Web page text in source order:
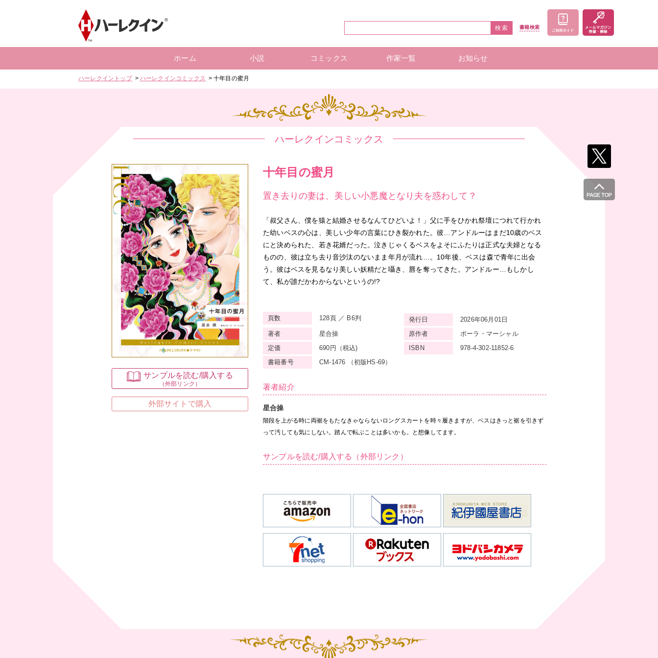
検索 書籍検索
ホーム 小説 コミックス 作家一覧 お知らせ
ハーレクイントップ ハーレクインコミックス 十年目の蜜月
ハーレクインコミックス
サンプルを読む/購入する
（外部リンク）
外部サイトで購入
十年目の蜜月
置き去りの妻は、美しい小悪魔となり夫を惑わして？
「叔父さん、僕を猿と結婚させるなんてひどいよ！」父に手をひかれ祭壇につれて行かれ
た幼いベスの心は、美しい少年の言葉にひき裂かれた。彼…アンドルーはまだ10歳のベス
にと決められた、若き花婿だった。泣きじゃくるベスをよそにふたりは正式な夫婦となる
ものの、彼は立ち去り音沙汰のないまま年月が流れ…。10年後、ベスは森で青年に出会
う。彼はベスを見るなり美しい妖精だと囁き、唇を奪ってきた。アンドルー…もしかし
て、私が誰だかわからないというの!?
頁数 128頁 ／ B6判 発行日
2026年06月01日
著者
星合操 原作者
ポーラ・マーシャル
定価
690円（税込) ISBN
978-4-302-11852-6
書籍番号
CM-1476 （初版HS-69）
著者紹介
星合操
階段を上がる時に両裾をもたなきゃならないロングスカートを時々履きますが、ベスはきっと裾を引きず
って汚しても気にしない。踏んで転ぶことは多いかも。と想像してます。
サンプルを読む/購入する（外部リンク）